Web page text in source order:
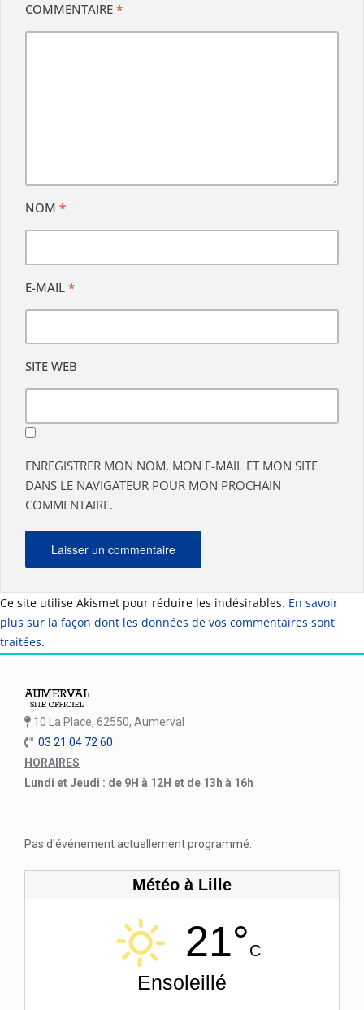
COMMENTAIRE *
NOM *
E-MAIL *
SITE WEB
ENREGISTRER MON NOM, MON E-MAIL ET MON SITE
DANS LE NAVIGATEUR POUR MON PROCHAIN
COMMENTAIRE.
Ce site utilise Akismet pour réduire les indésirables. En savoir
plus sur la façon dont les données de vos commentaires sont
traitées.
10 La Place, 62550, Aumerval
03 21 04 72 60
HORAIRES
Lundi et Jeudi : de 9H à 12H et de 13h à 16h
Pas d'événement actuellement programmé.
Météo à Lille
21°C
Ensoleillé